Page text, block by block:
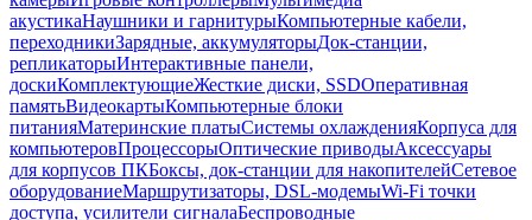
акустикаНаушники и гарнитурыКомпьютерные кабели,
переходникиЗарядные, аккумуляторыДок-станции,
репликаторыИнтерактивные панели,
доскиКомплектующиеЖесткие диски, SSDОперативная
памятьВидеокартыКомпьютерные блоки
питанияМатеринские платыСистемы охлажденияКорпуса для
компьютеровПроцессорыОптические приводыАксессуары
для корпусов ПКБоксы, док-станции для накопителейСетевое
оборудованиеМаршрутизаторы, DSL-модемыWi-Fi точки
доступа, усилители сигналаБеспроводные